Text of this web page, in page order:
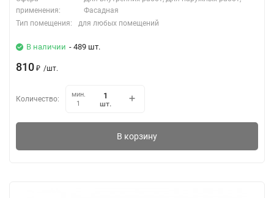
применения:
Фасадная
Тип помещения:
для любых помещений
В наличии - 489 шт.
810 ₽ /шт.
Количество:
мин.
1
шт.
В корзину